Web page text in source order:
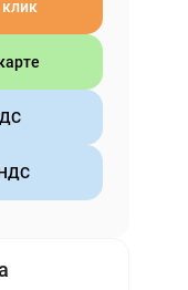
клик
НДС
НДС